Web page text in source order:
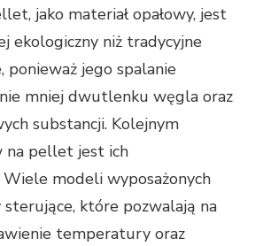
jako materiał opałowy, jest
ekologiczny niż tradycyjne
ponieważ jego spalanie
mniej dwutlenku węgla oraz
substancji. Kolejnym
na pellet jest ich
modeli wyposażonych
które pozwalają na
temperatury oraz